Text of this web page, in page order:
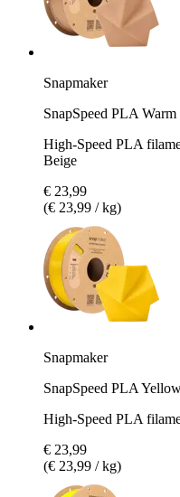
Snapmaker
SnapSpeed PLA
High-Speed PLA
Beige
€ 23,99
(€ 23,99 / kg)
Snapmaker
SnapSpeed PLA
High-Speed PLA
€ 23,99
(€ 23,99 / kg)